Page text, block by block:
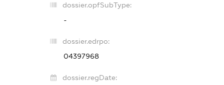
dossier.opfSubType:
-
dossier.edrpo:
04397968
dossier.regDate: